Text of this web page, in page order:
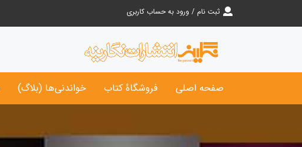
ثبت نام / ورود به حساب کاربری
صفحه اصلی فروشگاۀ کتاب‌ خواندنی‌ها (بلاگ)